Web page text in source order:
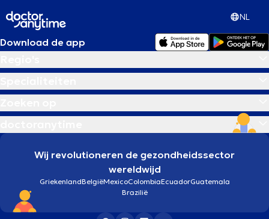
NL
Download de app
Wij revolutioneren de gezondheidssector
wereldwijd
GriekenlandBelgiëMexicoColombiaEcuadorGuatemala
Brazilië